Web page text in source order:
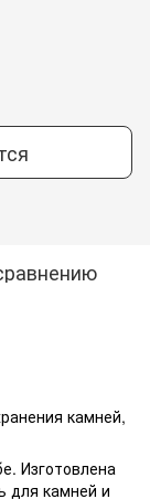
камней,
Изготовлена
для камней и